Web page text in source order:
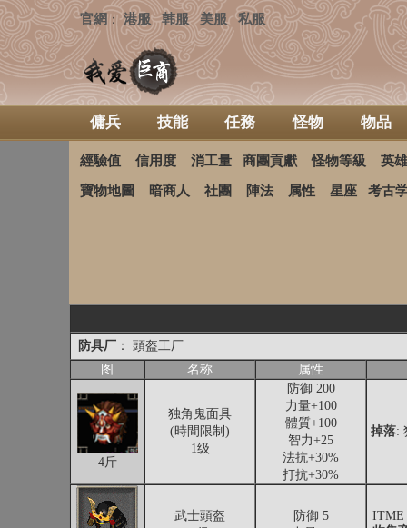
官網 ：港服 韩服 美服 私服
傭兵 技能 任務 怪物 物品
經驗值 信用度 消工量 商團貢獻 怪物等級 英
寶物地圖 暗商人 社團 陣法 属性 星座 考古
防具厂 ： 頭盔工厂
图
名称 属性
4斤
独角鬼面具
(時間限制)
1级
防御 200
力量+100
體質+100
智力+25
法抗+30%
打抗+30%
掉落:
武士頭盔
防御 5